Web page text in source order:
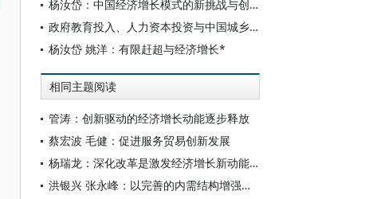
杨汝岱：中国经济增长模式的新挑战与创新发展的逻辑
政府教育投入、人力资本投资与中国城乡收入差距
杨汝岱 姚洋：有限赶超与经济增长*
相同主题阅读
管涛：创新驱动的经济增长动能逐步释放
蔡宏波 毛健：促进服务贸易创新发展
杨瑞龙：深化改革是激发经济增长新动能的关键措施
洪银兴 张永峰：以完善的内需结构增强内需对经济增长的主拉动力作用